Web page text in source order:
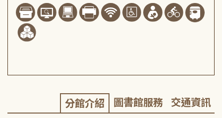
分館介紹 圖書館服務 交通資訊